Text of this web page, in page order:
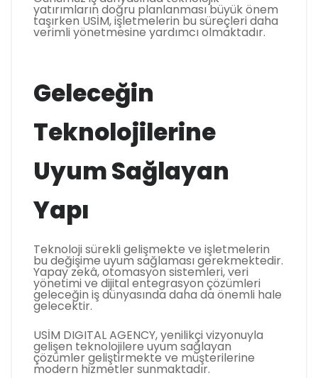
yatırımların doğru planlanması büyük önem
taşırken USİM, işletmelerin bu süreçleri daha
verimli yönetmesine yardımcı olmaktadır.
Geleceğin
Teknolojilerine
Uyum Sağlayan
Yapı
Teknoloji sürekli gelişmekte ve işletmelerin
bu değişime uyum sağlaması gerekmektedir.
Yapay zekâ, otomasyon sistemleri, veri
yönetimi ve dijital entegrasyon çözümleri
geleceğin iş dünyasında daha da önemli hale
gelecektir.
USİM DIGITAL AGENCY, yenilikçi vizyonuyla
gelişen teknolojilere uyum sağlayan
çözümler geliştirmekte ve müşterilerine
modern hizmetler sunmaktadır.